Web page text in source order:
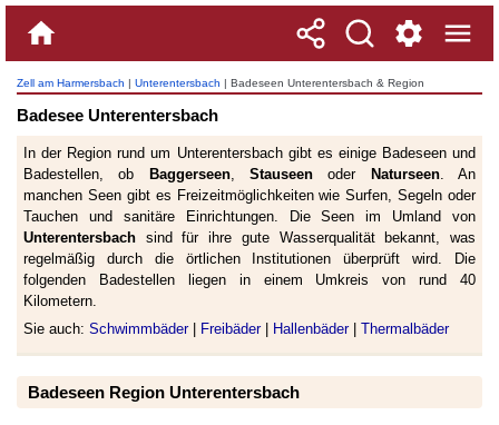
Zell am Harmersbach | Unterentersbach | Badeseen Unterentersbach & Region
Badesee Unterentersbach
In der Region rund um Unterentersbach gibt es einige Badeseen und
Badestellen, ob
Baggerseen,Stauseen oder Naturseen. An
manchen Seen gibt es Freizeitmöglichkeiten wie Surfen, Segeln oder
Tauchen und sanitäre Einrichtungen. Die Seen im Umland von
Unterentersbach sind für ihre gute Wasserqualität bekannt, was
regelmäßig durch die örtlichen Institutionen überprüft wird. Die
folgenden Badestellen liegen in einem Umkreis von rund 40
Kilometern.
Sie auch: Schwimmbäder| Freibäder| Hallenbäder| Thermalbäder
Badeseen Region Unterentersbach